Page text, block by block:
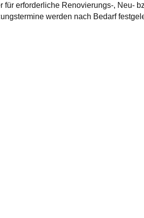
erforderliche Renovierungs-, Neu-
werden nach Bedarf